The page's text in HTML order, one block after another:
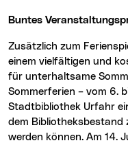
Buntes
Zusätzlich zum Ferienspiel sorgt die Stadtbibliothek mit
einem vielfältigen und
für unterhaltsame
Sommerferien – vom 6.
Stadtbibliothek Urfahr
dem Bibliotheksbestand
werden können. Am 14.